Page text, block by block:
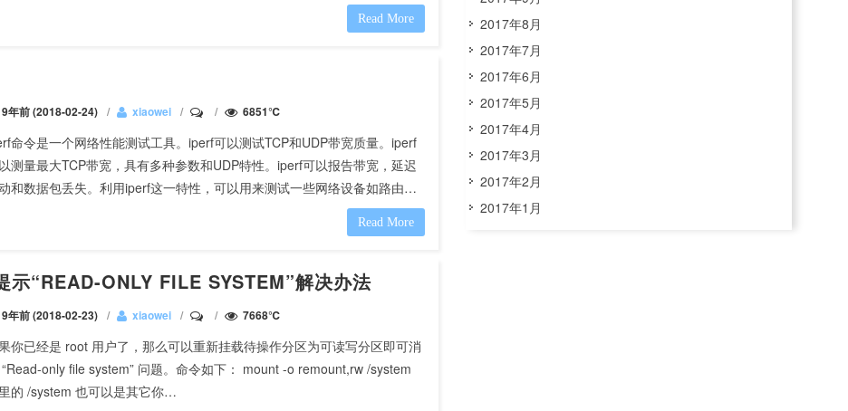
Read More
9年前 (2018-02-24) xiaowei 6851℃
命令是一个网络性能测试工具。iperf可以测试TCP和UDP带宽质量。iperf
测量最大TCP带宽，具有多种参数和UDP特性。iperf可以报告带宽，延迟
和数据包丢失。利用iperf这一特性，可以用来测试一些网络设备如路由…
Read More
示“READ-ONLY FILE SYSTEM”解决办法
9年前 (2018-02-23) xiaowei 7668℃
你已经是 root 用户了，那么可以重新挂载待操作分区为可读写分区即可消
only file system” 问题。命令如下： mount -o remount,rw /system
的 /system 也可以是其它你…
2017年8月
2017年7月
2017年6月
2017年5月
2017年4月
2017年3月
2017年2月
2017年1月